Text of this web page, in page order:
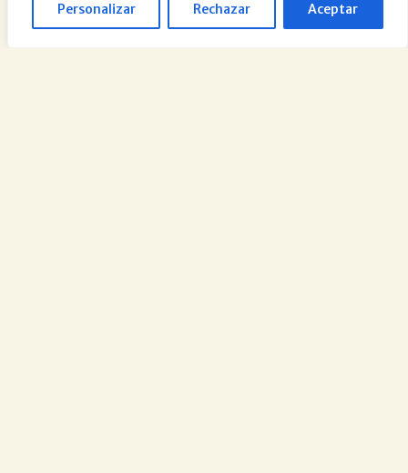
Personalizar Rechazar Aceptar